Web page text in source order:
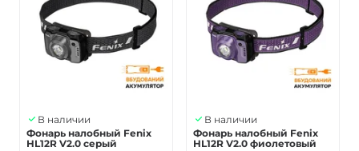
В наличии
Фонарь налобный Fenix
HL12R V2.0 серый
В наличии
Фонарь налобный Fenix
HL12R V2.0 фиолетовый